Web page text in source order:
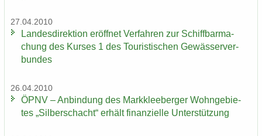
27.04.2010
Lan­des­di­rek­ti­on er­öff­net Ver­fah­ren zur Schiff­bar­ma­
chung des Kur­ses 1 des Tou­ris­ti­schen Ge­wäs­ser­ver­
bun­des
26.04.2010
ÖPNV – An­bin­dung des Mark­klee­ber­ger Wohn­ge­bie­
tes „Sil­ber­schacht“ er­hält fi­nan­zi­el­le Un­ter­stüt­zung